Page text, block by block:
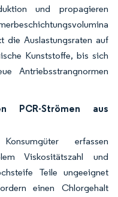
und propagieren
die Auslastungsraten auf
Kunststoffe, bis sich
Antriebsstrangnormen
PCR-Strömen aus
erfassen
Viskositätszahl und
Teile ungeeignet
einen Chlorgehalt